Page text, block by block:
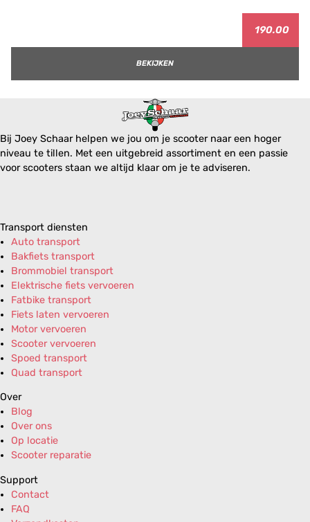
190.00
BEKIJKEN
Bij Joey Schaar helpen we jou om je scooter naar een hoger
niveau te tillen. Met een uitgebreid assortiment en een passie
voor scooters staan we altijd klaar om je te adviseren.
Transport diensten
Auto transport
Bakfiets transport
Brommobiel transport
Elektrische fiets vervoeren
Fatbike transport
Fiets laten vervoeren
Motor vervoeren
Scooter vervoeren
Spoed transport
Quad transport
Over
Blog
Over ons
Op locatie
Scooter reparatie
Support
Contact
FAQ